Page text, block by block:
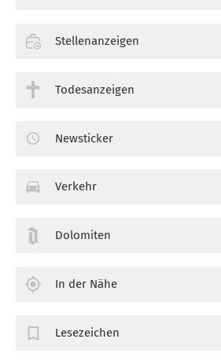
Stellenanzeigen
Todesanzeigen
Newsticker
Verkehr
Dolomiten
In der Nähe
Lesezeichen